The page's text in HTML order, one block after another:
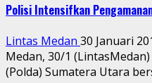
Polisi Intensifkan
Lintas Medan 30 Januari
Medan, 30/1
(Polda) Sumatera Utara